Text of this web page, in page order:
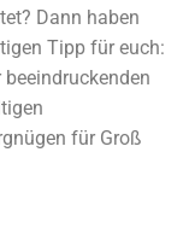
Dann haben
Tipp für euch:
für Groß